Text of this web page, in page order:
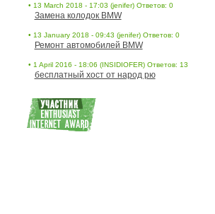
• 13 March 2018 - 17:03 (jenifer) Ответов: 0
Замена колодок BMW
• 13 January 2018 - 09:43 (jenifer) Ответов: 0
Ремонт автомобилей BMW
• 1 April 2016 - 18:06 (INSIDIOFER) Ответов: 13
бесплатный хост от народ рю